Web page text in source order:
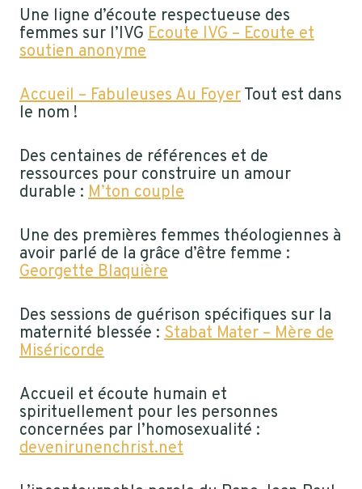
Une ligne d’écoute respectueuse des
femmes sur l’IVG Ecoute IVG – Ecoute et
soutien anonyme
Accueil – Fabuleuses Au FoyerTout est dans
le nom !
Des centaines de références et de
ressources pour construire un amour
durable : M’ton couple
Une des premières femmes théologiennes à
avoir parlé de la grâce d’être femme :
Georgette Blaquière
Des sessions de guérison spécifiques sur la
maternité blessée : Stabat Mater – Mère de
Miséricorde
Accueil et écoute humain et
spirituellement pour les personnes
concernées par l’homosexualité :
devenirunenchrist.net